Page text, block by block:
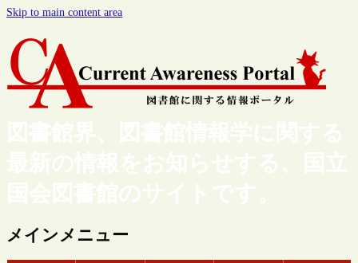
Skip to main content area
図書館界、図書館情報学に関する
最新の情報をお知らせする、国立
国会図書館のサイトです。
メインメニュー